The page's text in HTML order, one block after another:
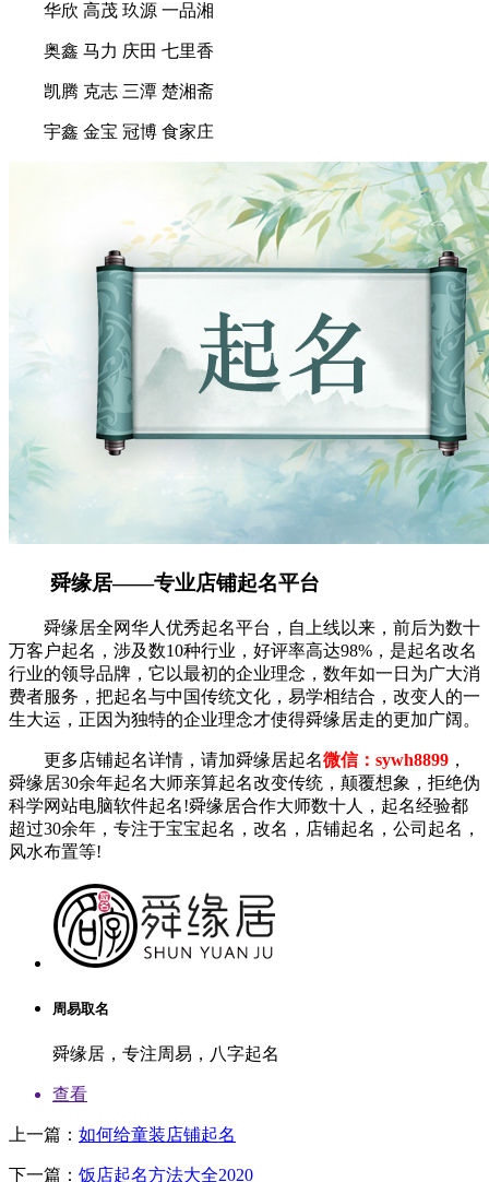
华欣 高茂 玖源 一品湘
奥鑫 马力 庆田 七里香
凯腾 克志 三潭 楚湘斋
宇鑫 金宝 冠博 食家庄
舜缘居——专业店铺起名平台
舜缘居全网华人优秀起名平台，自上线以来，前后为数十
万客户起名，涉及数10种行业，好评率高达98%，是起名改名
行业的领导品牌，它以最初的企业理念，数年如一日为广大消
费者服务，把起名与中国传统文化，易学相结合，改变人的一
生大运，正因为独特的企业理念才使得舜缘居走的更加广阔。
更多店铺起名详情，请加舜缘居起名微信：sywh8899 ，
舜缘居30余年起名大师亲算起名改变传统，颠覆想象，拒绝伪
科学网站电脑软件起名!舜缘居合作大师数十人，起名经验都
超过30余年，专注于宝宝起名，改名，店铺起名，公司起名，
风水布置等!
周易取名
舜缘居，专注周易，八字起名
查看
上一篇： 如何给童装店铺起名
下一篇： 饭店起名方法大全2020